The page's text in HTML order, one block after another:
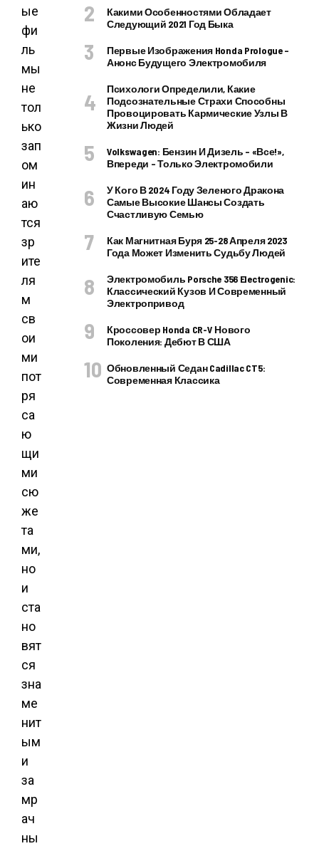
ые
фи
ль
мы
не
тол
ько
зап
ом
ин
аю
тся
зр
ите
ля
м
св
ои
ми
пот
ря
са
ю
щи
ми
сю
же
та
ми,
но
и
ста
но
вят
ся
зна
ме
нит
ым
и
за
мр
ач
ны
Какими Особенностями Обладает
Следующий 2021 Год Быка
Первые Изображения Honda Prologue –
Анонс Будущего Электромобиля
Психологи Определили, Какие
Подсознательные Страхи Способны
Провоцировать Кармические Узлы В
Жизни Людей
Volkswagen: Бензин И Дизель – «все!»,
Впереди – Только Электромобили
У Кого В 2024 Году Зеленого Дракона
Самые Высокие Шансы Создать
Счастливую Семью
Как Магнитная Буря 25-28 Апреля 2023
Года Может Изменить Судьбу Людей
Электромобиль Porsche 356 Electrogenic:
Классический Кузов И Современный
Электропривод
Кроссовер Honda CR-V Нового
Поколения: Дебют В США
Обновленный Седан Cadillac CT5:
Современная Классика